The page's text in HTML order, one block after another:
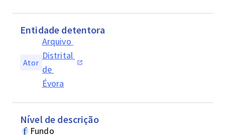
Entidade detentora
Ator
Arquivo
Distrital
de
Évora
Nível de descrição
Fundo